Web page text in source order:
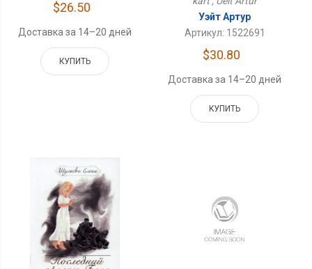
$26.50
Доставка за 14–20 дней
КУПИТЬ
Уэйт Артур
Артикул: 1522691
$30.80
Доставка за 14–20 дней
КУПИТЬ